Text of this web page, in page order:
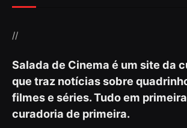
//
Salada de Cinema é um site da
que traz notícias sobre
filmes e séries. Tudo em
curadoria de primeira.